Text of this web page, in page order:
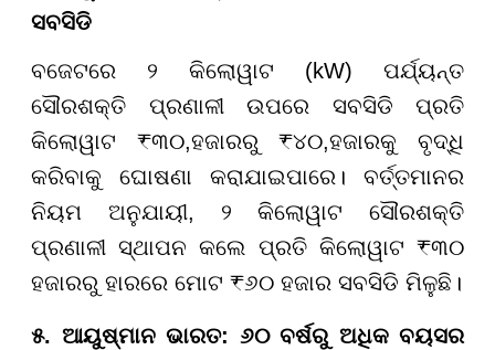
ସବସିଡି
ବଜେଟରେ ୨ କିଲୋୱାଟ (kW) ପର୍ଯ୍ୟନ୍ତ
ସୌରଶକ୍ତି ପ୍ରଣାଳୀ ଉପରେ ସବସିଡି ପ୍ରତି
କିଲୋୱାଟ ₹୩୦,ହଜାରରୁ ₹୪୦,ହଜାରକୁ ବୃଦ୍ଧି
କରିବାକୁ ଘୋଷଣା କରାଯାଇପାରେ। ବର୍ତ୍ତମାନର
ନିୟମ ଅନୁଯାୟୀ, ୨ କିଲୋୱାଟ ସୌରଶକ୍ତି
ପ୍ରଣାଳୀ ସ୍ଥାପନ କଲେ ପ୍ରତି କିଲୋୱାଟ ₹୩୦
ହଜାରରୁ ହାରରେ ମୋଟ ₹୬୦ ହଜାର ସବସିଡି ମିଳୁଛି।
୫. ଆୟୁଷ୍ମାନ ଭାରତ: ୬୦ ବର୍ଷରୁ ଅଧିକ ବୟସର